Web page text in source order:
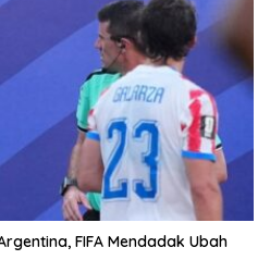
FIFA Mendadak Ubah